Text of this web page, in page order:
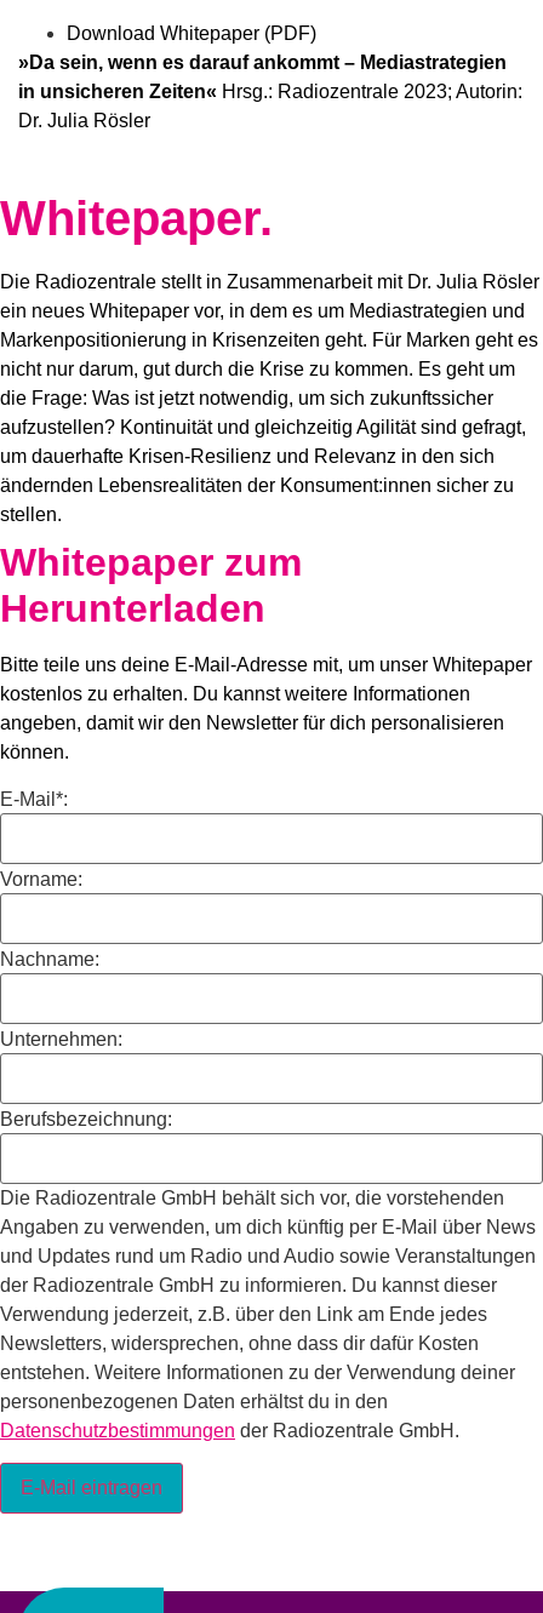
Download Whitepaper (PDF)
»Da sein, wenn es darauf ankommt – Mediastrategien
in unsicheren Zeiten« Hrsg.: Radiozentrale 2023; Autorin:
Dr. Julia Rösler
Whitepaper.
Die Radiozentrale stellt in Zusammenarbeit mit Dr. Julia Rösler
ein neues Whitepaper vor, in dem es um Mediastrategien und
Markenpositionierung in Krisenzeiten geht. Für Marken geht es
nicht nur darum, gut durch die Krise zu kommen. Es geht um
die Frage: Was ist jetzt notwendig, um sich zukunftssicher
aufzustellen? Kontinuität und gleichzeitig Agilität sind gefragt,
um dauerhafte Krisen-Resilienz und Relevanz in den sich
ändernden Lebensrealitäten der Konsument:innen sicher zu
stellen.
Whitepaper zum
Herunterladen
Bitte teile uns deine E-Mail-Adresse mit, um unser Whitepaper
kostenlos zu erhalten. Du kannst weitere Informationen
angeben, damit wir den Newsletter für dich personalisieren
können.
E-Mail*:
Vorname:
Nachname:
Unternehmen:
Berufsbezeichnung:
Die Radiozentrale GmbH behält sich vor, die vorstehenden
Angaben zu verwenden, um dich künftig per E-Mail über News
und Updates rund um Radio und Audio sowie Veranstaltungen
der Radiozentrale GmbH zu informieren. Du kannst dieser
Verwendung jederzeit, z.B. über den Link am Ende jedes
Newsletters, widersprechen, ohne dass dir dafür Kosten
entstehen. Weitere Informationen zu der Verwendung deiner
personenbezogenen Daten erhältst du in den
Datenschutzbestimmungen der Radiozentrale GmbH.
E-Mail eintragen